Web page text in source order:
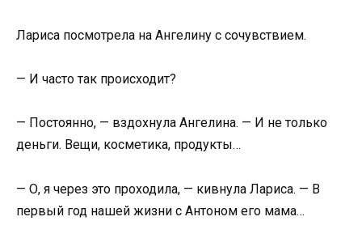
Лариса посмотрела на Ангелину с сочувствием.
— И часто так происходит?
— Постоянно, — вздохнула Ангелина. — И не только
деньги. Вещи, косметика, продукты…
— О, я через это проходила, — кивнула Лариса. — В
первый год нашей жизни с Антоном его мама…